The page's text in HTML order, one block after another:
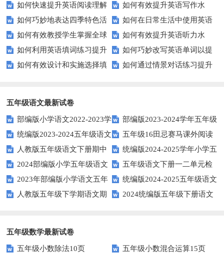
语技巧
以快速提升？
英语口语水平？
如何快速提升英语阅读理解
能力？这些技巧你必须知道！
如何有效提升英语写作水
平？这里有五个实用建议！
如何巧妙地表达四季特色活
动？这些建议让您的活动更加丰
富多彩！
如何在日常生活中使用英语
进行有效问答？——实用技巧分
享
如何有效教授学生掌握全球
通用的日期表达？
如何有效提升英语听力水
平？这些测试技巧要知道！
如何利用英语填词练习提升
词汇量？这里有5个高效方法值
如何巧妙改写英语单词以提
升文章魅力？
如何有效设计和实施选择填
如何通过情景对话练习提升
五年级语文最新试卷
部编版小学语文2022-2023学
年上期五年级期末试题
部编版2023-2024学年五年级
语文下学期期末考前质量冲刺卷
统编版2023-2024五年级语文
下册期中阶段调研卷
五年级16田忌赛马课外阅读
练习题及答案
人教版五年级语文下册期中
试题及参考答案
统编版2024-2025学年小学五
年级语文上册期中试卷
2024部编版小学五年级语文
下学期期末测试卷
五年级语文下册一二单元检
测题
2023年部编版小学语文五年
级下册期末模拟题
统编版2024-2025五年级语文
第一学期期末测试卷
人教版五年级下学期语文期
2024统编版五年级下册语文
五年级数学最新试卷
五年级小数除法10页
五年级小数混合运算15页